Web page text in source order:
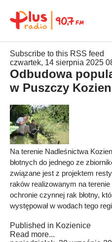
Subscribe to this RSS feed
czwartek, 14 sierpnia 2025
Odbudowa
w Puszczy
Na terenie Nadleśnictwa
błotnych do jednego ze
związane jest z projektem
raków realizowanym na
ochronie czynnej rak błotny,
występował w wodach tego
Published in Kozienice
Read more...